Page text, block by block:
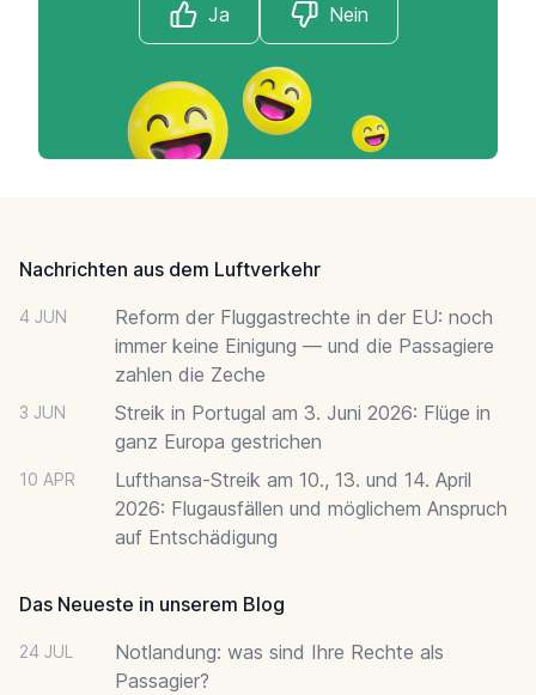
Ja Nein
Nachrichten aus dem Luftverkehr
4 JUN
Reform der Fluggastrechte in der EU: noch
immer keine Einigung — und die Passagiere
zahlen die Zeche
3 JUN
Streik in Portugal am 3. Juni 2026: Flüge in
ganz Europa gestrichen
10 APR
Lufthansa-Streik am 10., 13. und 14. April
2026: Flugausfällen und möglichem Anspruch
auf Entschädigung
Das Neueste in unserem Blog
24 JUL
Notlandung: was sind Ihre Rechte als
Passagier?